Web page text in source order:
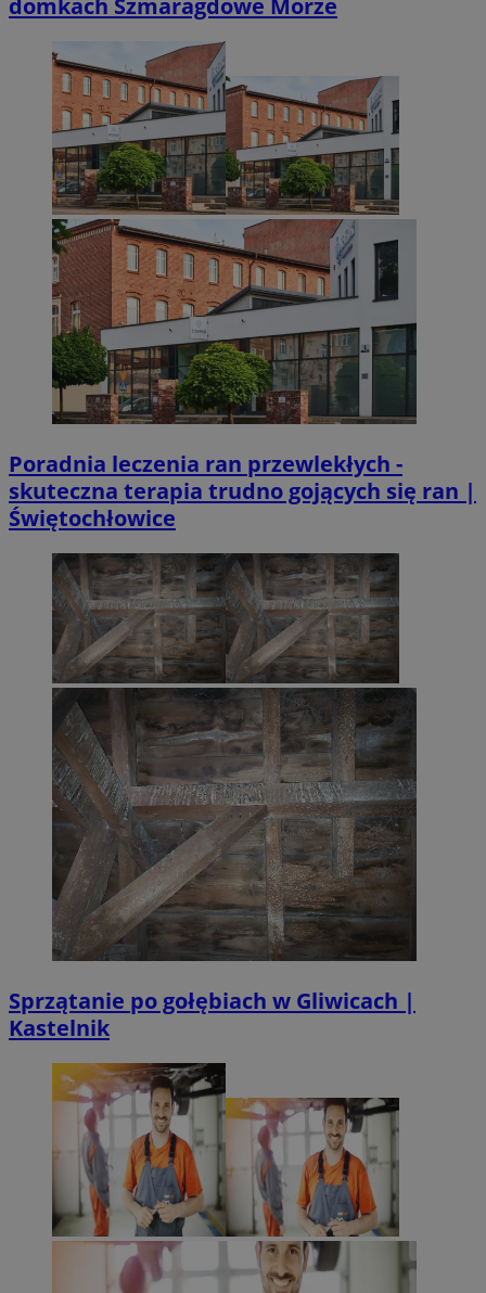
domkach Szmaragdowe Morze
Poradnia leczenia ran przewlekłych -
skuteczna terapia trudno gojących się ran |
Świętochłowice
Sprzątanie po gołębiach w Gliwicach |
Kastelnik